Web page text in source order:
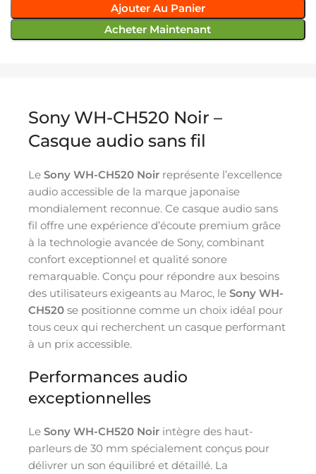
Ajouter Au Panier
Acheter Maintenant
Sony WH-CH520 Noir –
Casque audio sans fil
Le Sony WH-CH520 Noir représente l’excellence
audio accessible de la marque japonaise
mondialement reconnue. Ce casque audio sans
fil offre une expérience d’écoute premium grâce
à la technologie avancée de Sony, combinant
confort exceptionnel et qualité sonore
remarquable. Conçu pour répondre aux besoins
des utilisateurs exigeants au Maroc, le Sony WH-
CH520 se positionne comme un choix idéal pour
tous ceux qui recherchent un casque performant
à un prix accessible.
Performances audio
exceptionnelles
Le Sony WH-CH520 Noir intègre des haut-
parleurs de 30 mm spécialement conçus pour
délivrer un son équilibré et détaillé. La